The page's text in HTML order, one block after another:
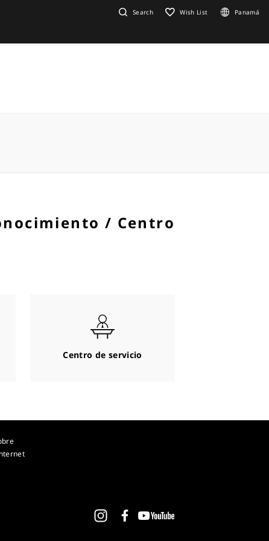
Search Wish List Panamá
/ Centro
Centro de servicio